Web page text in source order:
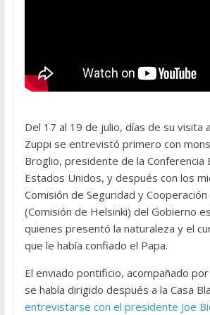
Del 17 al 19 de julio, días de su visita
Zuppi se entrevistó primero con
Broglio, presidente de la Conferencia
Estados Unidos, y después con los
Comisión de Seguridad y
(Comisión de Helsinki) del Gobierno
quienes presentó la naturaleza y el
que le había confiado el Papa.
El enviado pontificio, acompañado
se había dirigido después a la Casa
entrevistarse con el presidente Joe